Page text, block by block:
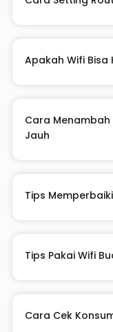
Apakah Wifi Bisa
Cara Menambah
Jauh
Tips
Tips Pakai Wifi
Cara Cek